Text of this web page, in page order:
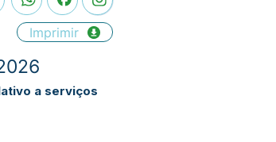
Imprimir
a serviços